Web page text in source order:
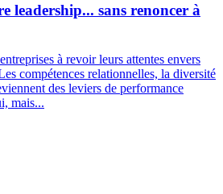
leadership... sans renoncer à
à revoir leurs attentes envers
compétences relationnelles, la diversité
des leviers de performance
mais...